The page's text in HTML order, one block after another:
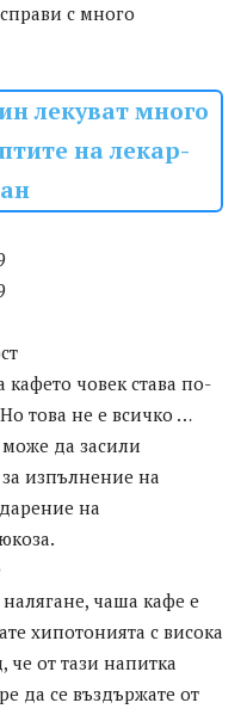
с много
лекуват много
на лекар-
кафето човек става по-
това не е всичко …
може да засили
изпълнение на
на
чаша кафе е
хипотонията с висока
от тази напитка
да се въздържате от